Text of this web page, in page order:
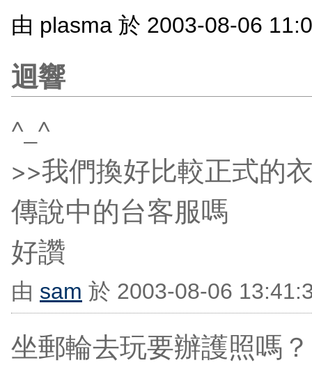
由 plasma 於 2003-08-06
迴響
^_^
>>我們換好比較正式的
傳說中的台客服嗎
好讚
由 sam 於 2003-08-06
坐郵輪去玩要辦護照嗎？